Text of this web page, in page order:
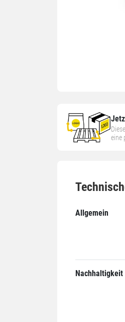
eine
Allgemein
Nachhaltigkeit